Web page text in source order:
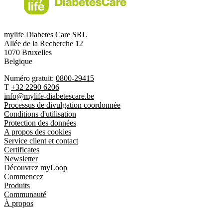
mylife Diabetes Care SRL
Allée de la Recherche 12
1070 Bruxelles
Belgique
Numéro gratuit: 0800-29415
T +32 2290 6206
info@mylife-diabetescare.be
Processus de divulgation coordonnée
Conditions d'utilisation
Protection des données
A propos des cookies
Service client et contact
Certificates
Newsletter
Découvrez myLoop
Commencez
Produits
Communauté
À propos